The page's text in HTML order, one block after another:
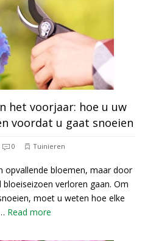
het voorjaar: hoe u uw
voordat u gaat snoeien
0 Tuinieren
opvallende bloemen, maar door
verloren gaan. Om
moet u weten hoe elke
Read more